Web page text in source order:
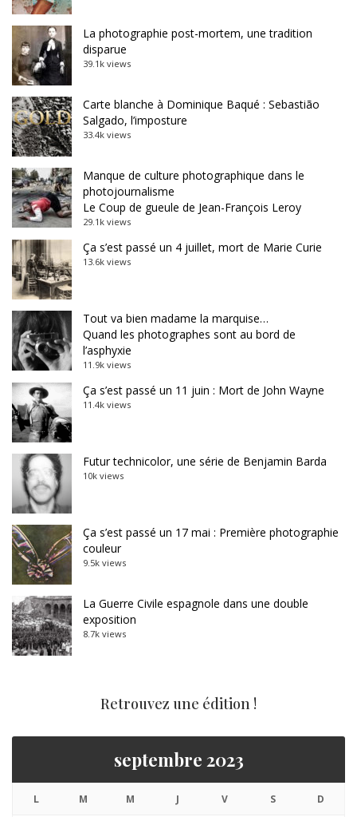
La photographie post-mortem, une tradition
disparue
39.1k views
Carte blanche à Dominique Baqué : Sebastião
Salgado, l’imposture
33.4k views
Manque de culture photographique dans le
photojournalisme
Le Coup de gueule de Jean-François Leroy
29.1k views
Ça s’est passé un 4 juillet, mort de Marie Curie
13.6k views
Tout va bien madame la marquise…
Quand les photographes sont au bord de
l’asphyxie
11.9k views
Ça s’est passé un 11 juin : Mort de John Wayne
11.4k views
Futur technicolor, une série de Benjamin Barda
10k views
Ça s’est passé un 17 mai : Première photographie
couleur
9.5k views
La Guerre Civile espagnole dans une double
exposition
8.7k views
Retrouvez une édition !
septembre 2023
L M M J V S D